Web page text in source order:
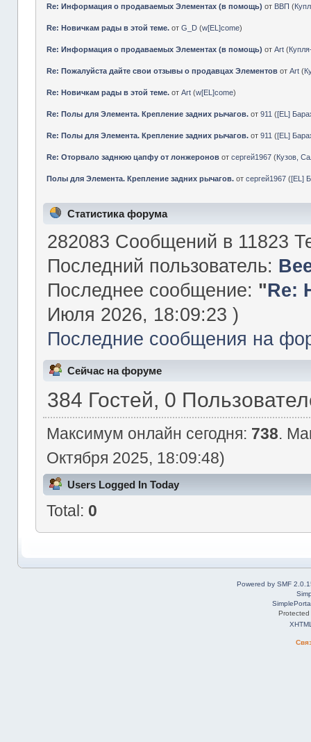
Re: Информация о продаваемых Элементах (в помощь) от ВВП (
Re: Новичкам рады в этой теме. отG_D (w[EL]come)
Re: Информация о продаваемых Элементах (в помощь) отArt (
Re: Пожалуйста дайте свои отзывы о продавцах Элементов отArt (
Re: Новичкам рады в этой теме. отArt (w[EL]come)
Re: Полы для Элемента. Крепление задних рычагов. от911 ([EL]
Re: Полы для Элемента. Крепление задних рычагов. от911 ([EL]
Re: Оторвало заднюю цапфу от лонжеронов отсергей1967 (Кузов,
Полы для Элемента. Крепление задних рычагов. отсергей1967 ([EL]
Статистика форума
282083 Сообщений в 11823
Последний пользователь:
Последнее сообщение: "Re:
Июля 2026, 18:09:23 )
Последние сообщения на
Сейчас на форуме
384 Гостей, 0
Максимум онлайн сегодня: 738.
Октября 2025, 18:09:48)
Users Logged In Today
Total: 0
Powered by SMF